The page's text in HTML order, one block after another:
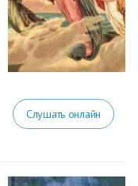
Слушать онлайн